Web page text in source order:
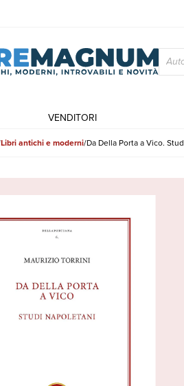
VENDITORI
Libri antichi e moderni Da Della Porta a Vico.